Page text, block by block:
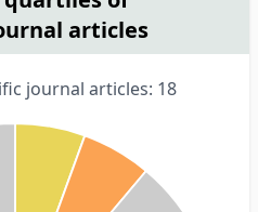
articles
journal articles: 18